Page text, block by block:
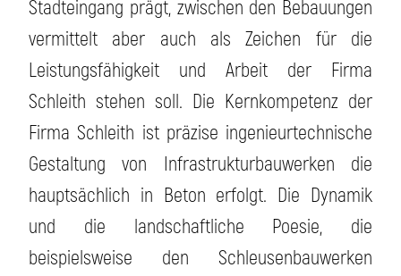
Stadteingang prägt, zwischen den Bebauungen
vermittelt aber auch als Zeichen für die
Leistungsfähigkeit und Arbeit der Firma
Schleith stehen soll. Die Kernkompetenz der
Firma Schleith ist präzise ingenieurtechnische
Gestaltung von Infrastrukturbauwerken die
hauptsächlich in Beton erfolgt. Die Dynamik
und die landschaftliche Poesie, die
beispielsweise den Schleusenbauwerken